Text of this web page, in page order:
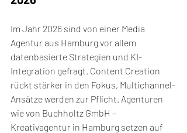
Im Jahr 2026 sind von einer Media
Agentur aus Hamburg vor allem
datenbasierte Strategien und KI-
Integration gefragt. Content Creation
rückt stärker in den Fokus, Multichannel-
Ansätze werden zur Pflicht. Agenturen
wie von Buchholtz GmbH –
Kreativagentur in Hamburg setzen auf